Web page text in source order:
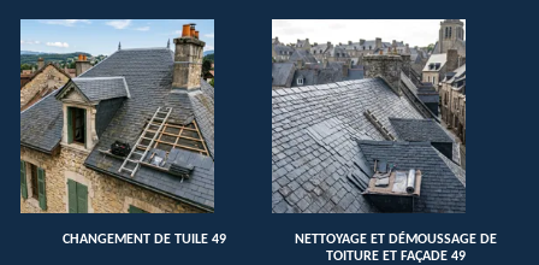
CHANGEMENT DE TUILE 49
NETTOYAGE ET DÉMOUSSAGE DE
TOITURE ET FAÇADE 49